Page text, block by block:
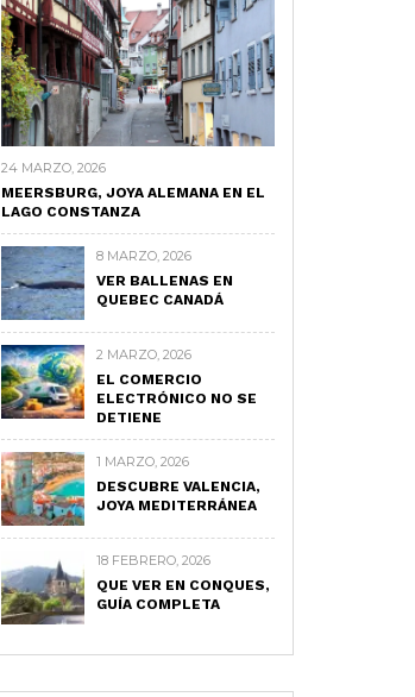
24 MARZO, 2026
MEERSBURG, JOYA ALEMANA EN EL
LAGO CONSTANZA
8 MARZO, 2026
VER BALLENAS EN
QUEBEC CANADÁ
2 MARZO, 2026
EL COMERCIO
ELECTRÓNICO NO SE
DETIENE
1 MARZO, 2026
DESCUBRE VALENCIA,
JOYA MEDITERRÁNEA
18 FEBRERO, 2026
QUE VER EN CONQUES,
GUÍA COMPLETA